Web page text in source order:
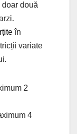
două
în
variate
2
4